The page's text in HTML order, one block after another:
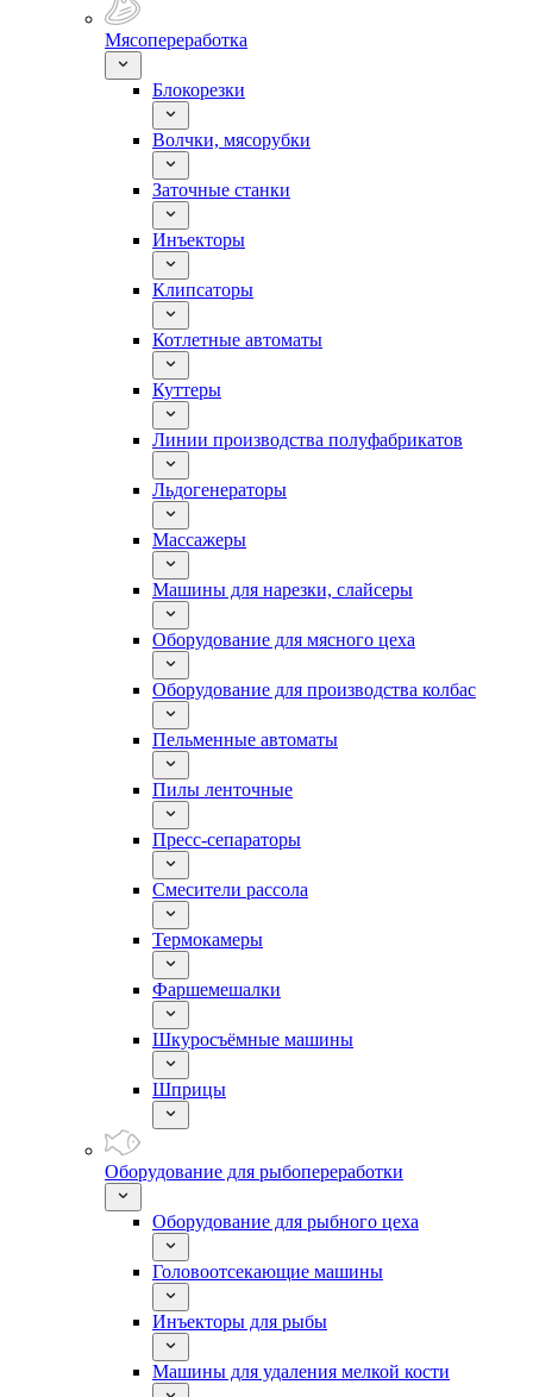
Мясопереработка
Блокорезки
Волчки, мясорубки
Заточные станки
Инъекторы
Клипсаторы
Котлетные автоматы
Куттеры
Линии производства полуфабрикатов
Льдогенераторы
Массажеры
Машины для нарезки, слайсеры
Оборудование для мясного цеха
Оборудование для производства колбас
Пельменные автоматы
Пилы ленточные
Пресс-сепараторы
Смесители рассола
Термокамеры
Фаршемешалки
Шкуросъёмные машины
Шприцы
Оборудование для рыбопереработки
Оборудование для рыбного цеха
Головоотсекающие машины
Инъекторы для рыбы
Машины для удаления мелкой кости